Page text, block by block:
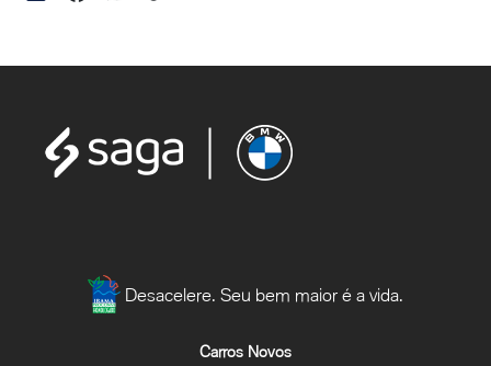
Desacelere. Seu bem maior é a vida.
Carros Novos